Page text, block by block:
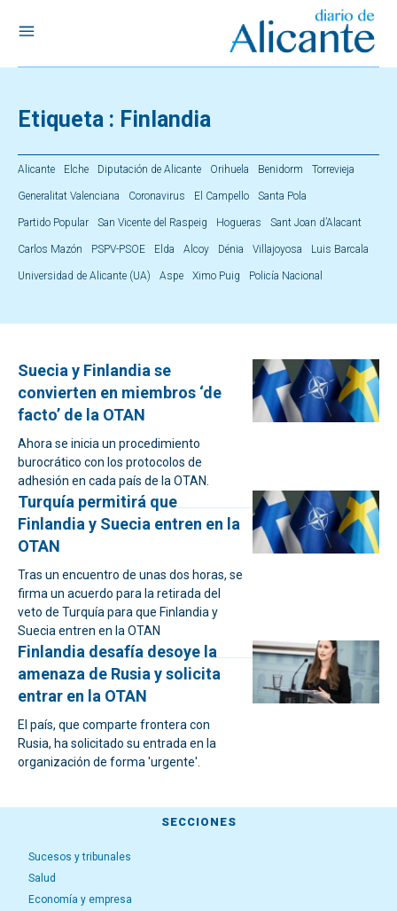
Etiqueta : Finlandia
Alicante Elche Diputación de Alicante Orihuela Benidorm Torrevieja
Generalitat Valenciana Coronavirus El Campello Santa Pola
Partido Popular San Vicente del Raspeig Hogueras Sant Joan d’Alacant
Carlos Mazón PSPV-PSOE Elda Alcoy Dénia Villajoyosa Luis Barcala
Universidad de Alicante (UA) Aspe Ximo Puig Policía Nacional
Suecia y Finlandia se
convierten en miembros ‘de
facto’ de la OTAN
Ahora se inicia un procedimiento
burocrático con los protocolos de
adhesión en cada país de la OTAN.
Turquía permitirá que
Finlandia y Suecia entren en la
OTAN
Tras un encuentro de unas dos horas, se
firma un acuerdo para la retirada del
veto de Turquía para que Finlandia y
Suecia entren en la OTAN
Finlandia desafía desoye la
amenaza de Rusia y solicita
entrar en la OTAN
El país, que comparte frontera con
Rusia, ha solicitado su entrada en la
organización de forma 'urgente'.
SECCIONES
Sucesos y tribunales
Salud
Economía y empresa